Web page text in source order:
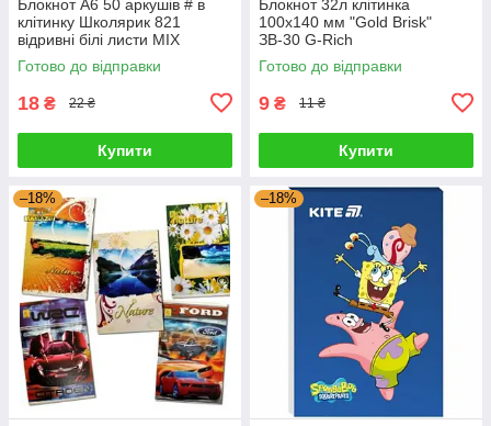
Блокнот А6 50 аркушів # в
клітинку Школярик 821
відривні білі листи MIX
633437 G-Rich
Готово до відправки
18 ₴ 22 ₴
Купити
Блокнот 32л клітинка
100x140 мм "Gold Brisk"
ЗВ-30 G-Rich
Готово до відправки
9 ₴ 11 ₴
Купити
–18% –18%